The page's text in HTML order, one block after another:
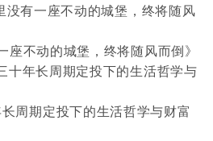
没有一座不动的城堡，终将随风
座不动的城堡，终将随风而倒》
十年长周期定投下的生活哲学与
周期定投下的生活哲学与财富